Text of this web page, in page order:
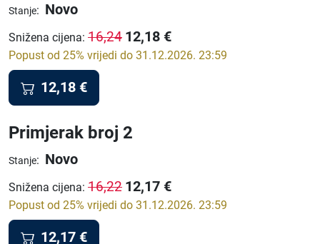
Stanje: Novo
Snižena cijena: 16,24 12,18 €
Popust od 25% vrijedi do 31.12.2026. 23:59
12,18 €
Primjerak broj 2
Stanje: Novo
Snižena cijena: 16,22 12,17 €
Popust od 25% vrijedi do 31.12.2026. 23:59
12,17 €